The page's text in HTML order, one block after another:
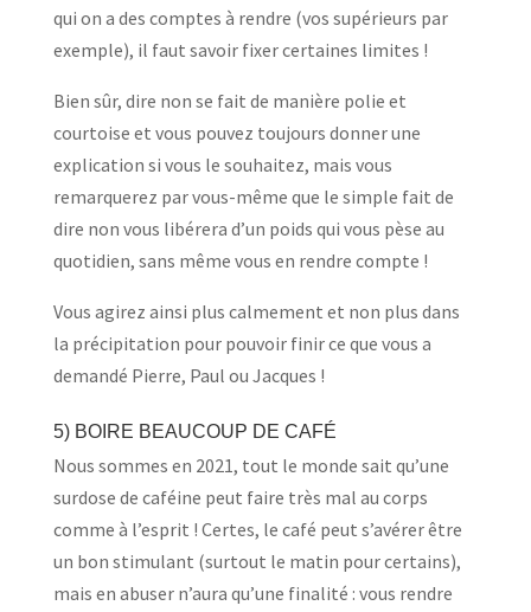
qui on a des comptes à rendre (vos supérieurs par
exemple), il faut savoir fixer certaines limites !
Bien sûr, dire non se fait de manière polie et
courtoise et vous pouvez toujours donner une
explication si vous le souhaitez, mais vous
remarquerez par vous-même que le simple fait de
dire non vous libérera d’un poids qui vous pèse au
quotidien, sans même vous en rendre compte !
Vous agirez ainsi plus calmement et non plus dans
la précipitation pour pouvoir finir ce que vous a
demandé Pierre, Paul ou Jacques !
5) BOIRE BEAUCOUP DE CAFÉ
Nous sommes en 2021, tout le monde sait qu’une
surdose de caféine peut faire très mal au corps
comme à l’esprit ! Certes, le café peut s’avérer être
un bon stimulant (surtout le matin pour certains),
mais en abuser n’aura qu’une finalité : vous rendre